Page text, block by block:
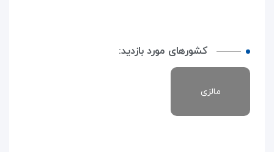
کشورهای مورد بازدید:
مالزی